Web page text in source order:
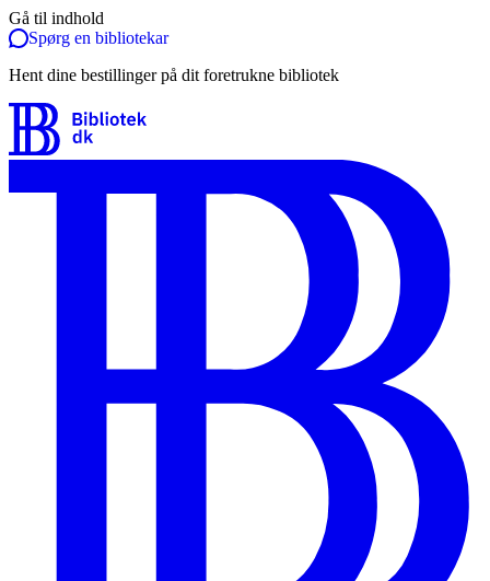
Gå til indhold
Spørg en bibliotekar
Hent dine bestillinger på dit foretrukne bibliotek